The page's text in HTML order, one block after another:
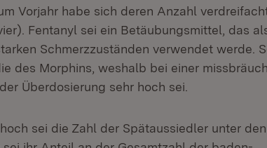
Vorjahr habe sich deren Anzahl
Fentanyl sei ein Betäubungsmittel, das
Schmerzzuständen verwendet werde.
des Morphins, weshalb bei einer
Überdosierung sehr hoch sei.
sei die Zahl der Spätaussiedler unter